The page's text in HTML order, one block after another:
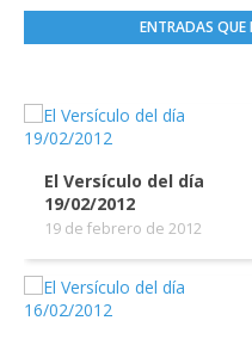
ENTRADAS QUE
El Versículo del día
19/02/2012
19 de febrero de 2012